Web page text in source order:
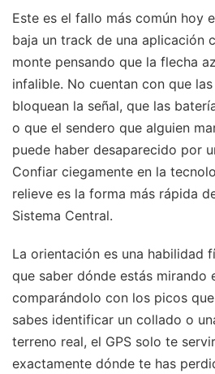
Este es el fallo más común hoy
baja un track de una aplicación
monte pensando que la flecha
infalible. No cuentan con que
bloquean la señal, que las
o que el sendero que alguien
puede haber desaparecido por
Confiar ciegamente en la
relieve es la forma más rápida
Sistema Central.
La orientación es una habilidad
que saber dónde estás mirando
comparándolo con los picos
sabes identificar un collado o
terreno real, el GPS solo te
exactamente dónde te has